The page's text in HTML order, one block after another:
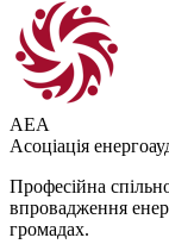
AEA
Асоціація
Професійна
впровадження
громадах.